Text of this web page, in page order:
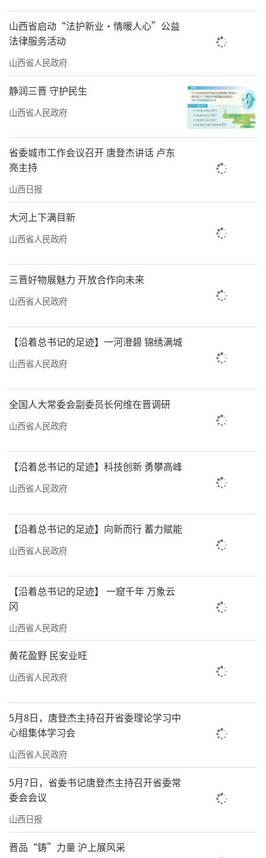
项目，打造了一批可游、可看、可娱的文旅产
品，借助重大赛事、文体演出等活动带动文旅
热度持续攀升，充分释放大众旅游需求。监测
数据显示，“五一”假期，全省吸引省外消费
者198.07万人次，消费金额22.37亿元，文旅融
合的“强磁场”效应持续显现。
从人声鼎沸的早市到灯火璀璨的夜市，从
智能产品的升级换代到古堡景区的文化探
秘，“五一”假期，我省消费市场供需两旺、
价格平稳，促消费活动丰富多彩，消费场景多
元创新，消费集聚效应明显，消费潜力正转化
为高质量发展的强劲动能。
（李若男）
责任编辑：何剑
山西省启动“法护新业·情暖人心”公益
法律服务活动
山西省人民政府
静润三晋 守护民生
山西省人民政府
省委城市工作会议召开 唐登杰讲话 卢东
亮主持
山西日报
大河上下满目新
山西省人民政府
三晋好物展魅力 开放合作向未来
山西省人民政府
【沿着总书记的足迹】一河澄碧 锦绣满城
山西省人民政府
全国人大常委会副委员长何维在晋调研
山西省人民政府
【沿着总书记的足迹】科技创新 勇攀高峰
山西省人民政府
【沿着总书记的足迹】向新而行 蓄力赋能
山西省人民政府
【沿着总书记的足迹】 一窟千年 万象云
冈
山西省人民政府
黄花盈野 民安业旺
山西省人民政府
5月8日，唐登杰主持召开省委理论学习中
心组集体学习会
山西省人民政府
5月7日，省委书记唐登杰主持召开省委常
委会会议
山西日报
晋品“铸”力量 沪上展风采